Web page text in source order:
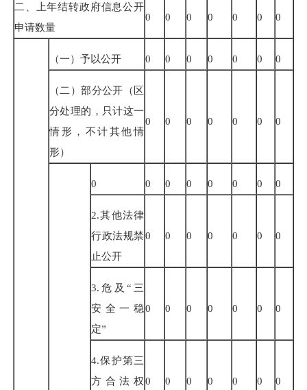
二、上年结转政府信息公开
申请数量
0 0 0 0 0 0 0
（一）予以公开 0 0 0 0 0 0 0
（二）部分公开（区
分处理的，只计这一
情形，不计其他情
形）
0 0 0 0 0 0 0
0 0 0 0 0 0 0 0
2.其他法律
行政法规禁
止公开
0 0 0 0 0 0 0
3. 危及 “ 三
安全一稳
定”
0 0 0 0 0 0 0
4.保护第三
方合法权0 0 0 0 0 0 0